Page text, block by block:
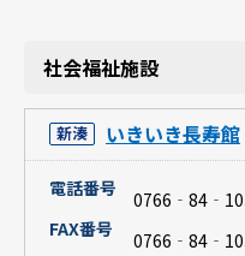
社会福祉施設
新湊 いきいき長寿館
電話番号
FAX番号